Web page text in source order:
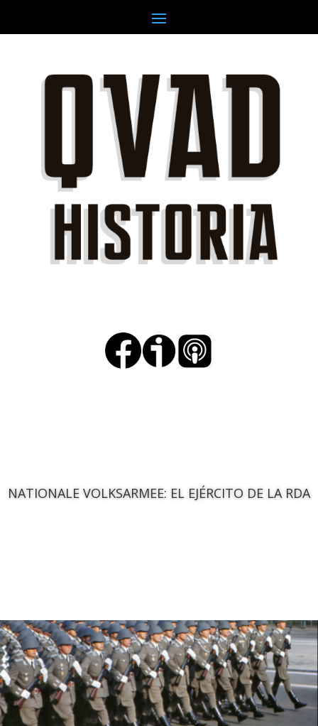
NATIONALE VOLKSARMEE: EL EJÉRCITO DE LA RDA